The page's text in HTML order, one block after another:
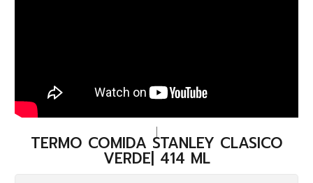
TERMO COMIDA STANLEY CLASICO
VERDE| 414 ML